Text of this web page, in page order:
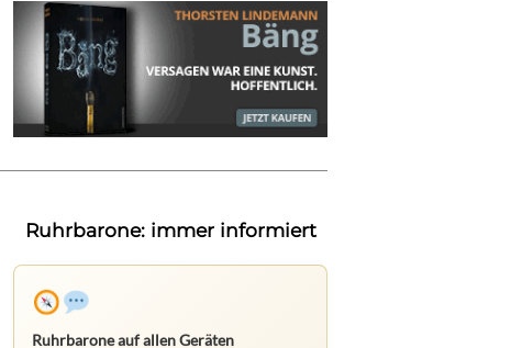
Ruhrbarone: immer informiert
Ruhrbarone auf allen Geräten